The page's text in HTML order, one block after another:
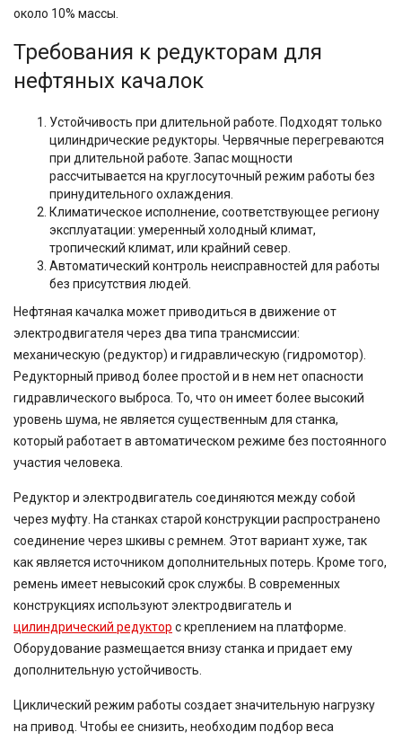
около 10% массы.
Требования к редукторам для
нефтяных качалок
Устойчивость при длительной работе. Подходят только
цилиндрические редукторы. Червячные перегреваются
при длительной работе. Запас мощности
рассчитывается на круглосуточный режим работы без
принудительного охлаждения.
Климатическое исполнение, соответствующее региону
эксплуатации: умеренный холодный климат,
тропический климат, или крайний север.
Автоматический контроль неисправностей для работы
без присутствия людей.
Нефтяная качалка может приводиться в движение от
электродвигателя через два типа трансмиссии:
механическую (редуктор) и гидравлическую (гидромотор).
Редукторный привод более простой и в нем нет опасности
гидравлического выброса. То, что он имеет более высокий
уровень шума, не является существенным для станка,
который работает в автоматическом режиме без постоянного
участия человека.
Редуктор и электродвигатель соединяются между собой
через муфту. На станках старой конструкции распространено
соединение через шкивы с ремнем. Этот вариант хуже, так
как является источником дополнительных потерь. Кроме того,
ремень имеет невысокий срок службы. В современных
конструкциях используют электродвигатель и
цилиндрический редуктор с креплением на платформе.
Оборудование размещается внизу станка и придает ему
дополнительную устойчивость.
Циклический режим работы создает значительную нагрузку
на привод. Чтобы ее снизить, необходим подбор веса